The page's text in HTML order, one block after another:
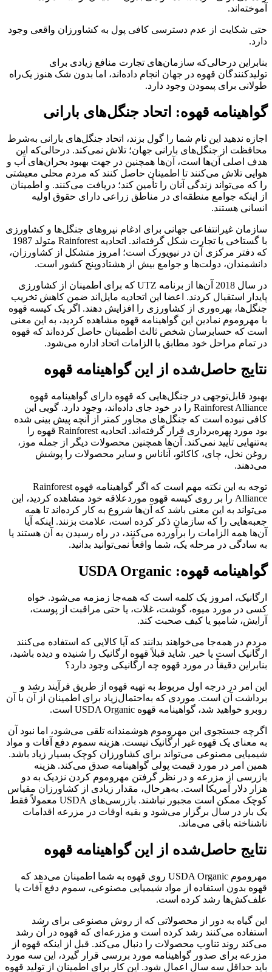
آموخته‌اند.
حتی شکایت از عدم دسترسی کافی پول به کشاورزان واقعی وجود
دارد.
بنابراین درحالی‌که سازمان‌های تجارت منافع زیادی برای
تولیدکنندگان قهوه در جهان انجام داده‌اند، اما بدون شک هنوز یک‌راه
طولانی برای پیمودن وجود دارد.
گواهینامه قهوه: اتحاد جنگل‌های بارانی
اجازه ندهید این نام شما را گول بزند، اتحاد جنگل‌های بارانی به‌شرط
محافظت از جنگل‌های بارانی جهان؛ تلاش نمی‌کند. درحالی‌که این
هدف اصلی آن‌ها است، آن‌ها همچنین در جهت بهبود بحران‌های آب و
هوایی تلاش می‌کنند تا اطمینان حاصل کنند که مردم محلی معیشتی
را که می‌تواند زندگی آنان را تأمین کند؛ دریافت می‌کنند. و اطمینان
از اینکه جوامع منطقه‌ای در مناطق زراعی دارای حقوق اولیه
انسانی هستند.
سازمان غیرانتفاعی جهانی برای ادغام نیروهای جنگل‌ها و کشاورزی
با گستاخی یا تجارت شکل گرفته‌اند. اتحادیه Rainforest متولد 1987
که دفتر مرکزی آن در نیویورک است؛ امروز متشکل از کشاورزان،
دانشمندان، دولت‌ها و جوامع بیش از هشتادوپنج کشور است.
در سال 2018 آن‌ها از برنامه UTZ که برای اطمینان از کشاورزی
پایدار استقبال کردند. اعضا این اتحادیه مایل‌اند ضمن کاهش تخریب
جنگل‌ها، بهره‌وری از کشاورزی را افزایش دهند. اگر یک کیسه قهوه
با مهروموم نمادین این گواهینامه قهوه مشاهده کردید، به این معنی
است که حسابرسان شخص ثالث اطمینان حاصل کرده‌اند که قهوه
در تمام مراحل خود مطابق با الزامات اتحاد اداره می‌شود.
نتایج حاصل‌شده از این گواهینامه قهوه
بهبود قابل‌توجهی در جنگل‌هایی که قهوه دارای گواهینامه قهوه
Rainforest Alliance را در خود جای داده‌اند، وجود دارد. گویی این
کافی نبوده است که جنگل‌های مجاور کمتر از آنچه پیش بینی شده
بود مورد بهره‌برداری قرار گرفته‌اند. اتحادیه Rainforest قهوه را
به‌تنهایی تأیید نمی‌کند. آن‌ها همچنین محصولات دیگر از جمله موز،
روغن نخل، چای، کاکائو، آناناس و سایر محصولات را پوشش
می‌دهند.
توجه به این نکته مهم است که اگر گواهینامه قهوه Rainforest
Alliance را بر روی کیسه قهوه موردعلاقه خود مشاهده کردید، این
می‌تواند به این معنی باشد که آن‌ها شروع به کار کرده‌اند تا همه
جعبه‌هایی را که سازمان ذکر کرده است، علامت بزنند. اینکه آیا
آن‌ها همه الزامات را برآورده می‌کنند، در راه رسیدن به آن هستند یا
به سادگی در مرحله یک، شما واقعاً نمی‌توانید بدانید.
گواهینامه قهوه: USDA Organic
ارگانیک، امروز یک کلمه است که همه‌جا زمزمه می‌شود. خواه
کسی در مورد میوه، گوشت، غلات، یا حتی مراقبت از پوست،
آرایش، شامپو یا کیف صحبت کند.
مردم در همه‌جا می‌خواهند بدانند که آیا کالایی که استفاده می‌کنند
ارگانیک است یا خیر. شاید قبلاً قهوه ارگانیک را شنیده و دیده باشید،
بنابراین دقیقاً در مورد قهوه چه ارگانیکی وجود دارد؟
این امر در درجه اول مربوط به تهیه قهوه از طریق فرآیند رشد و
برداشت آن است. موردی که به‌احتمال‌زیاد برای اطمینان از آن با آن
روبرو خواهید شد، گواهینامه قهوه USDA Organic است.
اگرچه جستجوی این مهروموم هوشمندانه تلقی می‌شود، اما نبود آن
به معنای یک قهوه غیر ارگانیک نیست. هزینه سموم دفع آفات و مواد
شیمیایی مصنوعی می‌تواند برای کشاورزان کوچک بسیار زیاد باشد.
همین امر در مورد قیمت پولی گواهینامه صدق می‌کند. هزینه
بازرسی از مزرعه و در نظر گرفتن مهروموم کردن نزدیک به دو
هزار دلار آمریکا است. به‌هرحال، مقدار زیادی از کشاورزان مقیاس
کوچک ممکن است مجبور نباشند. بازرسی‌های USDA معمولاً فقط
یک بار در سال برگزار می‌شود و بقیه اوقات در مزرعه اقدامات
ناشناخته باقی می‌ماند.
نتایج حاصل‌شده از این گواهینامه قهوه
مهروموم USDA Organic روی قهوه به شما اطمینان می‌دهد که
قهوه بدون استفاده از مواد شیمیایی مصنوعی، سموم دفع آفات یا
علف‌کش‌ها رشد کرده است.
این گیاه به دور از محصولاتی که از روش مصنوعی برای رشد
استفاده می‌کنند رشد کرده است و مزرعه‌ای که قهوه در آن رشد
می‌کند روند تناوب محصولات را دنبال می‌کند. قبل از اینکه قهوه از
مزرعه برای صدور گواهینامه مورد بررسی قرار گیرد، این سه مورد
باید حداقل سه سال اعمال شود. این کار برای اطمینان از تولید قهوه